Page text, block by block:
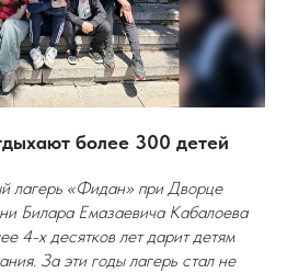
более 300 детей
лагерь «Фидан» при Дворце
Билара Емазаевича Кабалоева
4-х десятков лет дарит детям
За эти годы лагерь стал не